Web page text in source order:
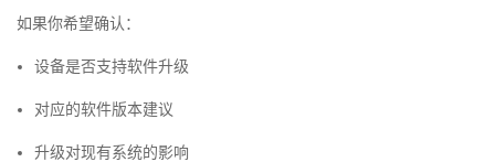
如果你希望确认：
设备是否支持软件升级
对应的软件版本建议
升级对现有系统的影响